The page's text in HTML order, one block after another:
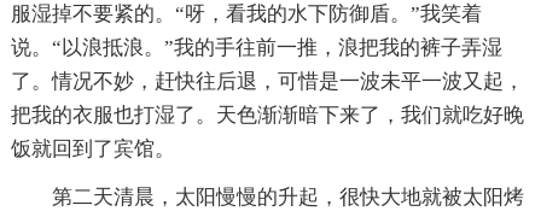
服湿掉不要紧的。“呀，看我的水下防御盾。”我笑着
说。“以浪抵浪。”我的手往前一推，浪把我的裤子弄湿
了。情况不妙，赶快往后退，可惜是一波未平一波又起，
把我的衣服也打湿了。天色渐渐暗下来了，我们就吃好晚
饭就回到了宾馆。
第二天清晨，太阳慢慢的升起，很快大地就被太阳烤